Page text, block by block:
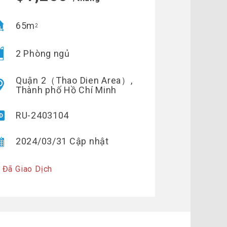
65m2
2 Phòng ngủ
Quận 2（Thao Dien Area）,
Thành phố Hồ Chí Minh
RU-2403104
2024/03/31 Cập nhật
Giao Dịch